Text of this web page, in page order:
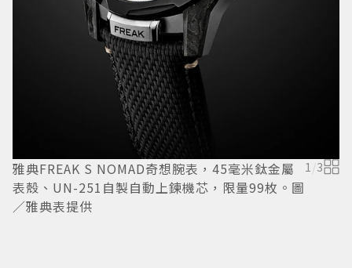
雅典FREAK S NOMAD奇想腕表，45毫米鈦金屬
表殼、UN-251自製自動上鍊機芯，限量99枚。圖
／雅典表提供
1 /3